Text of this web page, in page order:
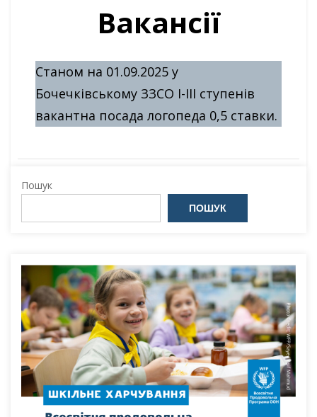
Вакансії
Станом на 01.09.2025 у
Бочечківському ЗЗСО І-III ступенів
вакантна посада логопеда 0,5 ставки.
Пошук
ПОШУК